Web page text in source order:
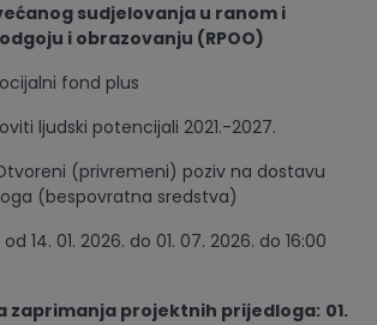
sudjelovanja u ranom i
i obrazovanju (RPOO)
fond plus
ljudski potencijali 2021.-2027.
(privremeni) poziv na dostavu
(bespovratna sredstva)
14. 01. 2026. do 01. 07. 2026. do 16:00
zaprimanja projektnih prijedloga: 01.